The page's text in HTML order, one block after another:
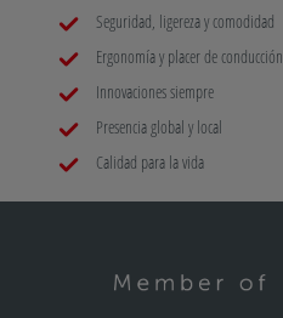
Seguridad, ligereza y comodidad
Ergonomía y placer de conducción
Innovaciones siempre
Presencia global y local
Calidad para la vida